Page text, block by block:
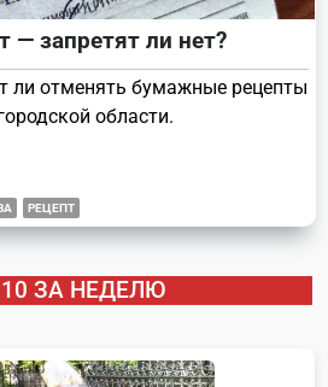
запретят ли нет?
ли отменять бумажные рецепты
области.
РЕЦЕПТ
ЗА НЕДЕЛЮ